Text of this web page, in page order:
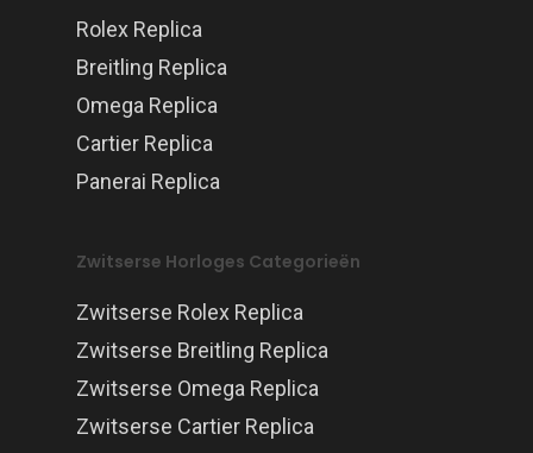
Rolex Replica
Breitling Replica
Omega Replica
Cartier Replica
Panerai Replica
Zwitserse Horloges Categorieën
Zwitserse Rolex Replica
Zwitserse Breitling Replica
Zwitserse Omega Replica
Zwitserse Cartier Replica